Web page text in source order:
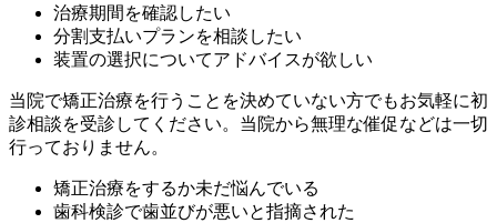
治療期間を確認したい
分割支払いプランを相談したい
装置の選択についてアドバイスが欲しい
当院で矯正治療を行うことを決めていない方でもお気軽に初
診相談を受診してください。当院から無理な催促などは一切
行っておりません。
矯正治療をするか未だ悩んでいる
歯科検診で歯並びが悪いと指摘された